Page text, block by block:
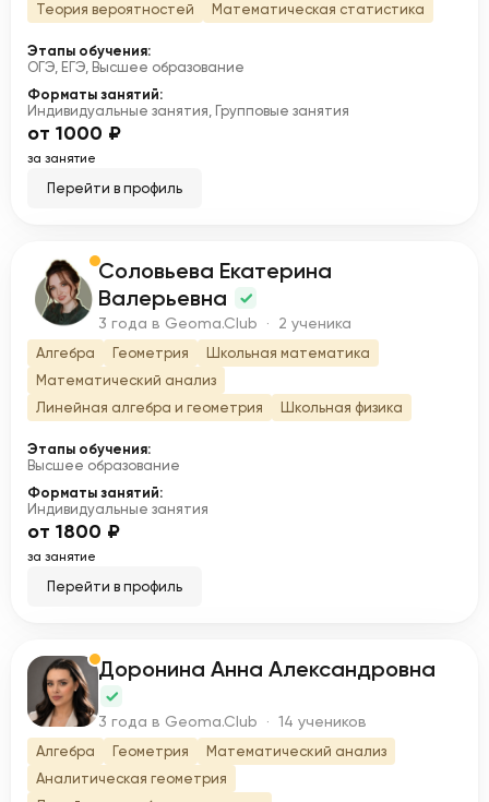
Теория вероятностей
Математическая статистика
Этапы обучения:
ОГЭ, ЕГЭ, Высшее образование
Форматы занятий:
Индивидуальные занятия, Групповые занятия
от 1000 ₽
за занятие
Перейти в профиль
С Соловьева Екатерина
Валерьевна
3 года в Geoma.Club · 2 ученика
Алгебра Геометрия
Школьная математика
Математический анализ
Линейная алгебра и геометрия
Школьная физика
Этапы обучения:
Высшее образование
Форматы занятий:
Индивидуальные занятия
от 1800 ₽
за занятие
Перейти в профиль
Д Доронина Анна Александровна
3 года в Geoma.Club · 14 учеников
Алгебра Геометрия
Математический анализ
Аналитическая геометрия